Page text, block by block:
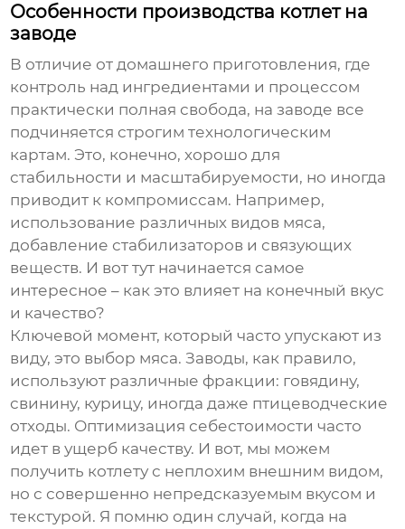
Особенности производства котлет на
заводе
В отличие от домашнего приготовления, где
контроль над ингредиентами и процессом
практически полная свобода, на заводе все
подчиняется строгим технологическим
картам. Это, конечно, хорошо для
стабильности и масштабируемости, но иногда
приводит к компромиссам. Например,
использование различных видов мяса,
добавление стабилизаторов и связующих
веществ. И вот тут начинается самое
интересное – как это влияет на конечный вкус
и качество?
Ключевой момент, который часто упускают из
виду, это выбор мяса. Заводы, как правило,
используют различные фракции: говядину,
свинину, курицу, иногда даже птицеводческие
отходы. Оптимизация себестоимости часто
идет в ущерб качеству. И вот, мы можем
получить котлету с неплохим внешним видом,
но с совершенно непредсказуемым вкусом и
текстурой. Я помню один случай, когда на